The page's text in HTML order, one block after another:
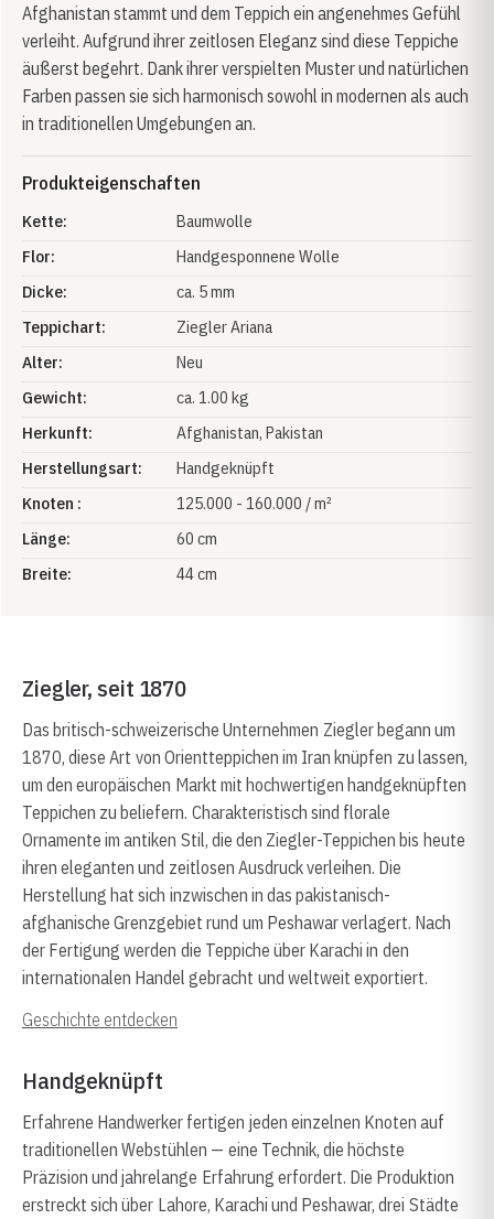
Afghanistan stammt und dem Teppich ein angenehmes Gefühl
verleiht. Aufgrund ihrer zeitlosen Eleganz sind diese Teppiche
äußerst begehrt. Dank ihrer verspielten Muster und natürlichen
Farben passen sie sich harmonisch sowohl in modernen als auch
in traditionellen Umgebungen an.
Produkteigenschaften
Kette:
Baumwolle
Flor:
Handgesponnene Wolle
Dicke:
ca. 5 mm
Teppichart:
Ziegler Ariana
Alter:
Neu
Gewicht:
ca. 1.00 kg
Herkunft:
Afghanistan, Pakistan
Herstellungsart:
Handgeknüpft
Knoten :
125.000 - 160.000 / m²
Länge:
60 cm
Breite:
44 cm
Ziegler, seit 1870
Das britisch-schweizerische Unternehmen Ziegler begann um
1870, diese Art von Orientteppichen im Iran knüpfen zu lassen,
um den europäischen Markt mit hochwertigen handgeknüpften
Teppichen zu beliefern. Charakteristisch sind florale
Ornamente im antiken Stil, die den Ziegler-Teppichen bis heute
ihren eleganten und zeitlosen Ausdruck verleihen. Die
Herstellung hat sich inzwischen in das pakistanisch-
afghanische Grenzgebiet rund um Peshawar verlagert. Nach
der Fertigung werden die Teppiche über Karachi in den
internationalen Handel gebracht und weltweit exportiert.
Geschichte entdecken
Handgeknüpft
Erfahrene Handwerker fertigen jeden einzelnen Knoten auf
traditionellen Webstühlen — eine Technik, die höchste
Präzision und jahrelange Erfahrung erfordert. Die Produktion
erstreckt sich über Lahore, Karachi und Peshawar, drei Städte